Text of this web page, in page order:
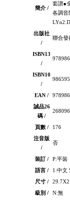
簡介 /
套譜●
各調音
出版社
/
聯合發
ISBN13
/
ISBN10
/
EAN /
誠品26
碼 /
頁數 /
176
注音版
/
否
裝訂 /
P:平裝
語言 /
1:中文
尺寸 /
級別 /
N:無